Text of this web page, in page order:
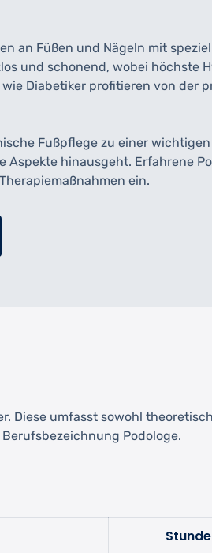
an Füßen und Nägeln mit
und schonend, wobei höchste
Diabetiker profitieren von der
Fußpflege zu einer wichtigen
hinausgeht. Erfahrene
ein.
Diese umfasst sowohl
Podologe.